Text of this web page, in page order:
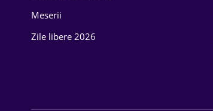
Meserii
Zile libere 2026